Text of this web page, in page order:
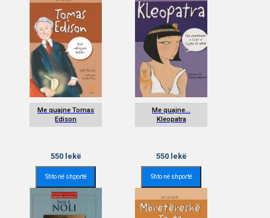
Me quajne Tomas
Edison
550lekë
Shto në shportë
Me quajne...
Kleopatra
550lekë
Shto në shportë